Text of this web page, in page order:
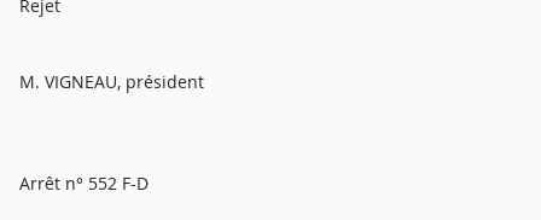
Rejet
M. VIGNEAU, président
Arrêt n° 552 F-D